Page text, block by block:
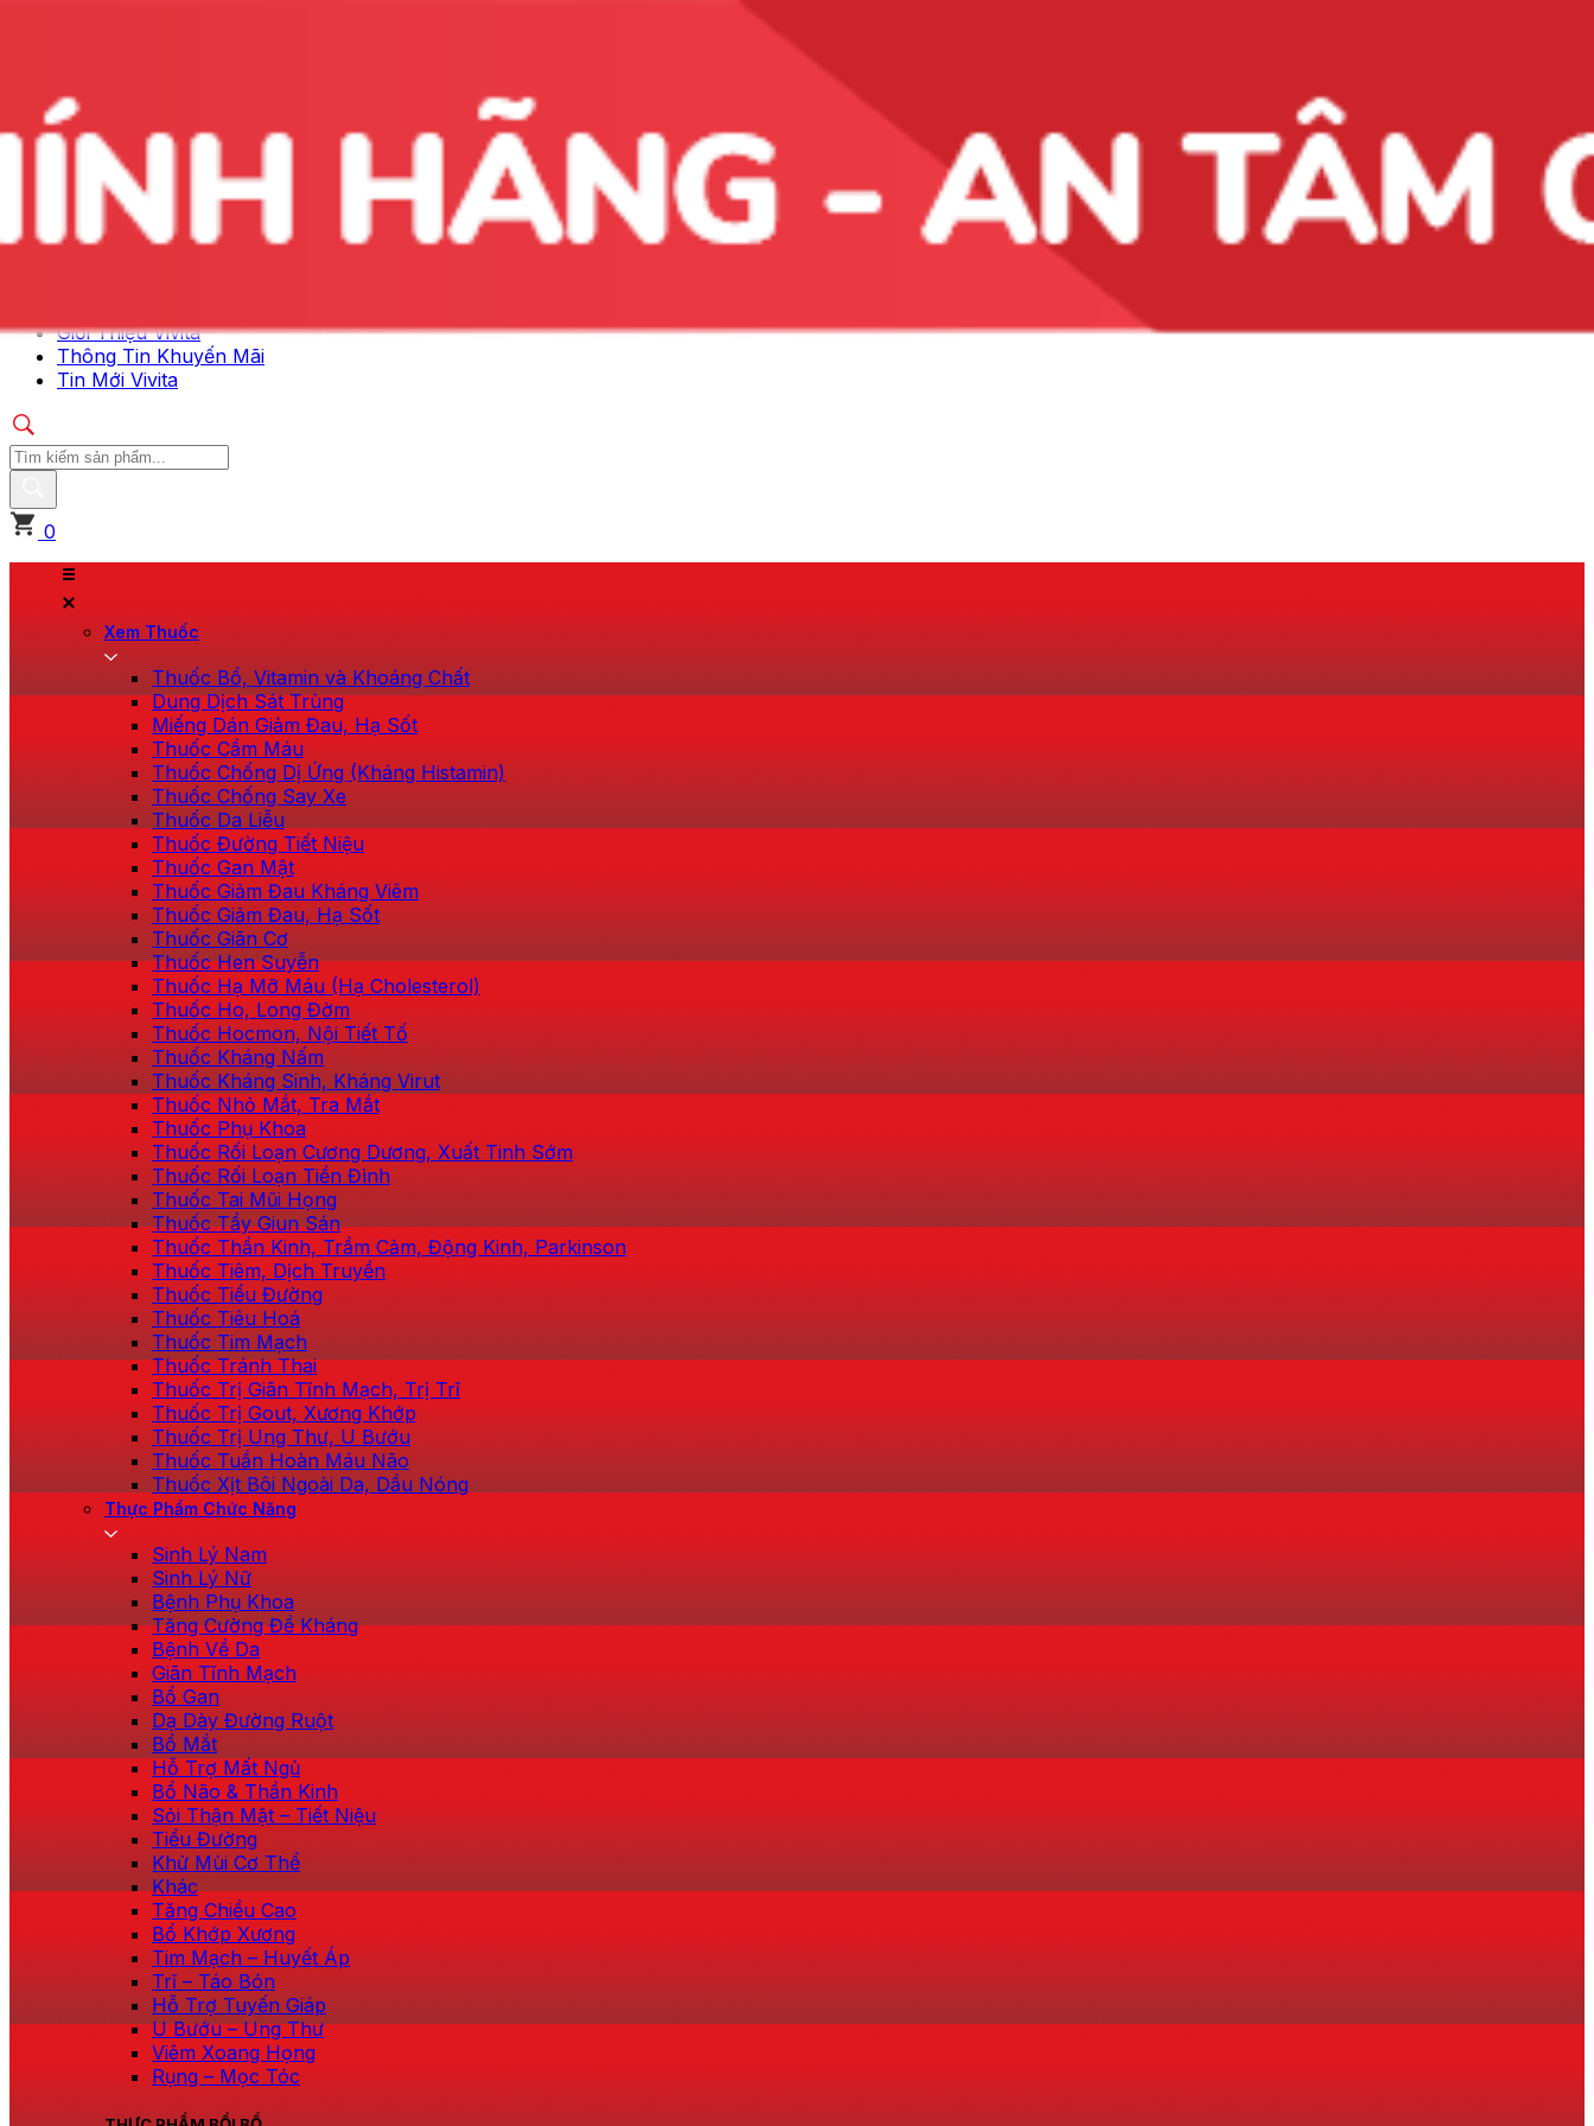
Giới Thiệu Vivita
Thông Tin Khuyến Mãi
Tin Mới Vivita
0
Xem Thuốc
Thuốc Bổ, Vitamin và Khoáng Chất
Dung Dịch Sát Trùng
Miếng Dán Giảm Đau, Hạ Sốt
Thuốc Cầm Máu
Thuốc Chống Dị Ứng (Kháng Histamin)
Thuốc Chống Say Xe
Thuốc Da Liễu
Thuốc Đường Tiết Niệu
Thuốc Gan Mật
Thuốc Giảm Đau Kháng Viêm
Thuốc Giảm Đau, Hạ Sốt
Thuốc Giãn Cơ
Thuốc Hen Suyễn
Thuốc Hạ Mỡ Máu (Hạ Cholesterol)
Thuốc Ho, Long Đờm
Thuốc Hocmon, Nội Tiết Tố
Thuốc Kháng Nấm
Thuốc Kháng Sinh, Kháng Virut
Thuốc Nhỏ Mắt, Tra Mắt
Thuốc Phụ Khoa
Thuốc Rối Loạn Cương Dương, Xuất Tinh Sớm
Thuốc Rối Loạn Tiền Đình
Thuốc Tai Mũi Họng
Thuốc Tẩy Giun Sán
Thuốc Thần Kinh, Trầm Cảm, Động Kinh, Parkinson
Thuốc Tiêm, Dịch Truyền
Thuốc Tiểu Đường
Thuốc Tiêu Hoá
Thuốc Tim Mạch
Thuốc Tránh Thai
Thuốc Trị Giãn Tĩnh Mạch, Trị Trĩ
Thuốc Trị Gout, Xương Khớp
Thuốc Trị Ung Thư, U Bướu
Thuốc Tuần Hoàn Máu Não
Thuốc Xịt Bôi Ngoài Da, Dầu Nóng
Thực Phẩm Chức Năng
Sinh Lý Nam
Sinh Lý Nữ
Bệnh Phụ Khoa
Tăng Cường Đề Kháng
Bệnh Về Da
Giãn Tĩnh Mạch
Bổ Gan
Dạ Dày Đường Ruột
Bổ Mắt
Hỗ Trợ Mất Ngủ
Bổ Não & Thần Kinh
Sỏi Thận Mật – Tiết Niệu
Tiểu Đường
Khử Mùi Cơ Thể
Khác
Tăng Chiều Cao
Bổ Khớp Xương
Tim Mạch – Huyết Áp
Trĩ – Táo Bón
Hỗ Trợ Tuyến Giáp
U Bướu – Ung Thư
Viêm Xoang Họng
Rụng – Mọc Tóc